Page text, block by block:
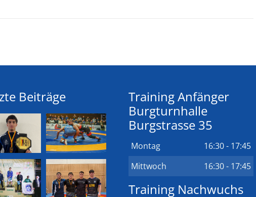
Beiträge
Training Anfänger
Burgturnhalle
Burgstrasse 35
Montag
16:30 - 17:45
Mittwoch
16:30 - 17:45
Training Nachwuchs